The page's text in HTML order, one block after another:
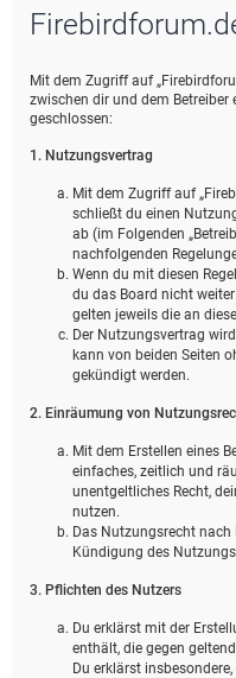
Mit dem Zugriff auf
zwischen dir und dem Betreiber
geschlossen:
1. Nutzungsvertrag
Mit dem Zugriff auf
schließt du einen
ab (im Folgenden
nachfolgenden
Wenn du mit diesen
du das Board nicht
gelten jeweils die an
Der Nutzungsvertrag
kann von beiden Seiten
gekündigt werden.
2. Einräumung von
Mit dem Erstellen eines
einfaches, zeitlich und
unentgeltliches Recht,
nutzen.
Das Nutzungsrecht
Kündigung des
3. Pflichten des Nutzers
Du erklärst mit der
enthält, die gegen
Du erklärst